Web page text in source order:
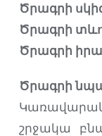
Ծրագրի
Ծրագրի
Ծրագրի
Ծրագրի
շրջակա